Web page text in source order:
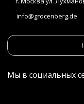
info@grocenberg.de
Мы в социальных